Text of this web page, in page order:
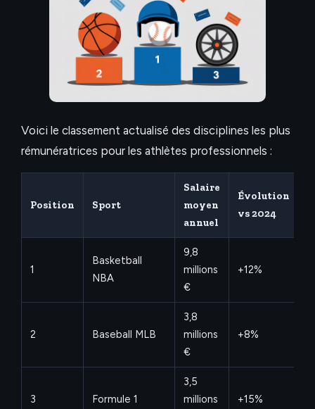
Voici le classement actualisé des disciplines les plus
rémunératrices pour les athlètes professionnels :
Position Sport
Salaire
moyen
annuel
Évolution
vs 2024
1
Basketball
NBA
9,8
millions
€
+12%
2 Baseball MLB
3,8
millions
€
+8%
3 Formule 1
3,5
millions
+15%